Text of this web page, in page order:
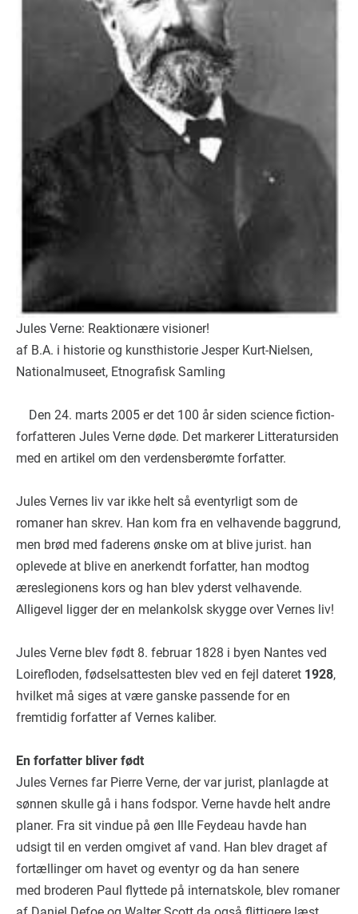
Jules Verne: Reaktionære visioner!
af B.A. i historie og kunsthistorie Jesper Kurt-Nielsen,
Nationalmuseet, Etnografisk Samling
Den 24. marts 2005 er det 100 år siden science fiction-
forfatteren Jules Verne døde. Det markerer Litteratursiden
med en artikel om den verdensberømte forfatter.
Jules Vernes liv var ikke helt så eventyrligt som de
romaner han skrev. Han kom fra en velhavende baggrund,
men brød med faderens ønske om at blive jurist. han
oplevede at blive en anerkendt forfatter, han modtog
æreslegionens kors og han blev yderst velhavende.
Alligevel ligger der en melankolsk skygge over Vernes liv!
Jules Verne blev født 8. februar 1828 i byen Nantes ved
Loirefloden, fødselsattesten blev ved en fejl dateret 1928,
hvilket må siges at være ganske passende for en
fremtidig forfatter af Vernes kaliber.
En forfatter bliver født
Jules Vernes far Pierre Verne, der var jurist, planlagde at
sønnen skulle gå i hans fodspor. Verne havde helt andre
planer. Fra sit vindue på øen Ille Feydeau havde han
udsigt til en verden omgivet af vand. Han blev draget af
fortællinger om havet og eventyr og da han senere
med broderen Paul flyttede på internatskole, blev romaner